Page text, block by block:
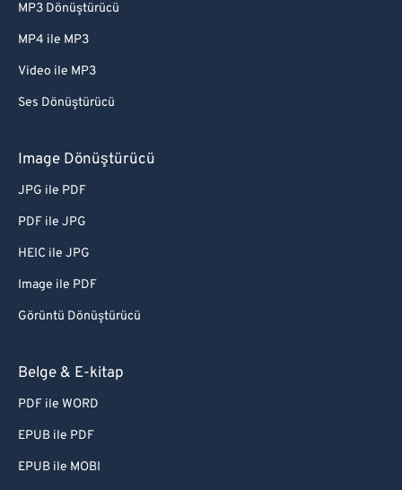
MP3 Dönüştürücü
MP4 ile MP3
Video ile MP3
Ses Dönüştürücü
Image Dönüştürücü
JPG ile PDF
PDF ile JPG
HEIC ile JPG
Image ile PDF
Görüntü Dönüştürücü
Belge & E-kitap
PDF ile WORD
EPUB ile PDF
EPUB ile MOBI